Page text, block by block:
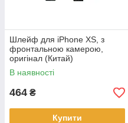
Шлейф для iPhone XS, з
фронтальною камерою,
оригінал (Китай)
В наявності
464 ₴
Купити